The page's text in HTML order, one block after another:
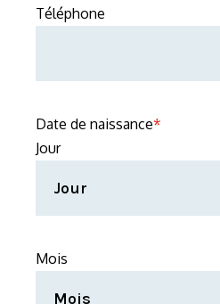
Téléphone
Date de naissance*
Jour
Mois